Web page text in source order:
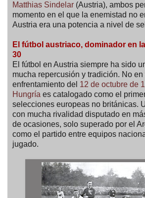
Matthias Sindelar (Austria), ambos
momento en el que la enemistad no
Austria era una potencia a nivel de
El fútbol austriaco, dominador en
30
El fútbol en Austria siempre ha sido
mucha repercusión y tradición. No en
enfrentamiento del 12 de octubre de
Hungría es catalogado como el
selecciones europeas no británicas.
con mucha rivalidad disputado en
de ocasiones, solo superado por el
como el partido entre equipos
jugado.